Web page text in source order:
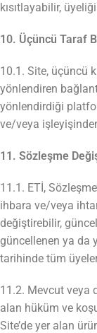
kısıtlayabilir,
10. Üçüncü Taraf
10.1. Site, üçüncü
yönlendiren
yönlendirdiği
ve/veya
11. Sözleşme
11.1. ETİ,
ihbara ve/veya
değiştirebilir,
güncellenen ya da
tarihinde tüm
11.2. Mevcut veya
alan hüküm ve
Site’de yer alan